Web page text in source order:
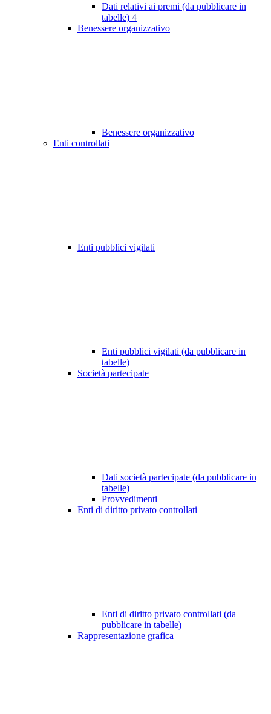
Dati relativi ai premi (da pubblicare in
tabelle) 4
Benessere organizzativo
Benessere organizzativo
Enti controllati
Enti pubblici vigilati
Enti pubblici vigilati (da pubblicare in
tabelle)
Società partecipate
Dati società partecipate (da pubblicare in
tabelle)
Provvedimenti
Enti di diritto privato controllati
Enti di diritto privato controllati (da
pubblicare in tabelle)
Rappresentazione grafica